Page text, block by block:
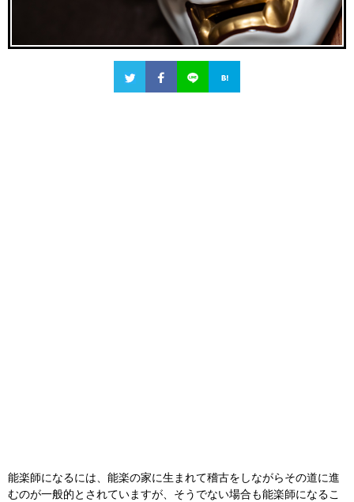
能楽師になるには、能楽の家に生まれて稽古をしながらその道に進
むのが一般的とされていますが、そうでない場合も能楽師になるこ